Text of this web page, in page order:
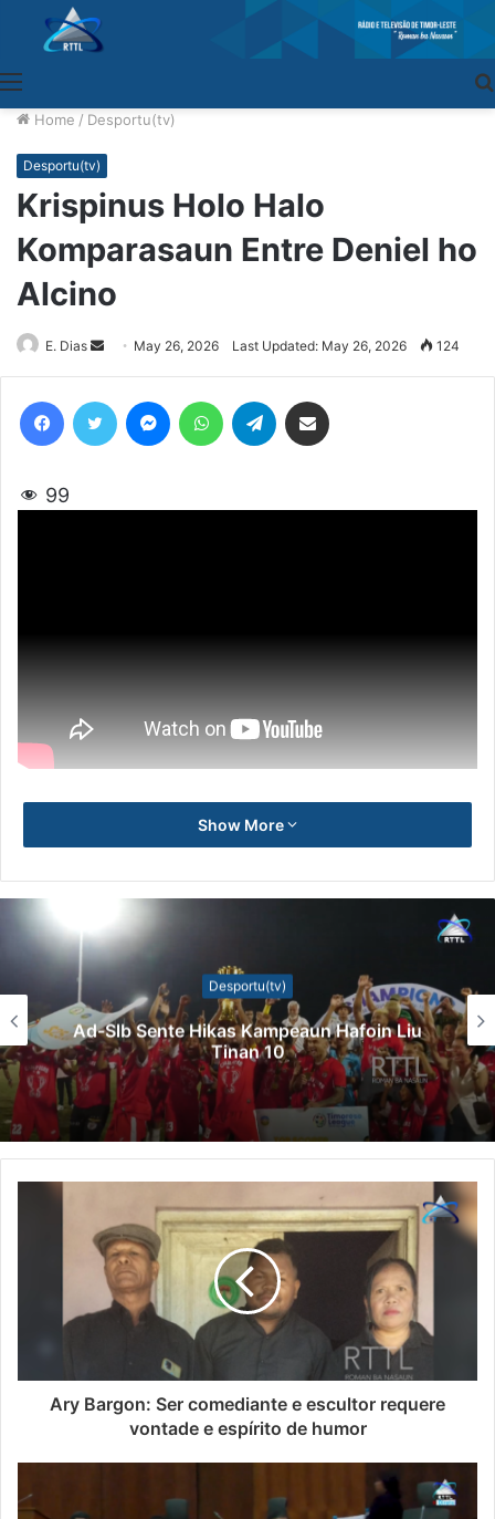
Home / Desportu(tv)
Desportu(tv)
Krispinus Holo Halo
Komparasaun Entre Deniel ho
Alcino
E. Dias
Send
an
May 26, 2026 Last Updated: May 26, 2026 124
99
Show More
Desportu(tv)
Ad-Slb Sente Hikas Kampeaun Hafoin Liu
Tinan 10
Ary Bargon: Ser comediante e escultor requere
vontade e espírito de humor